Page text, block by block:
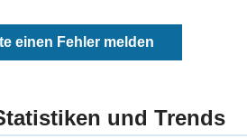
einen Fehler melden
und Trends